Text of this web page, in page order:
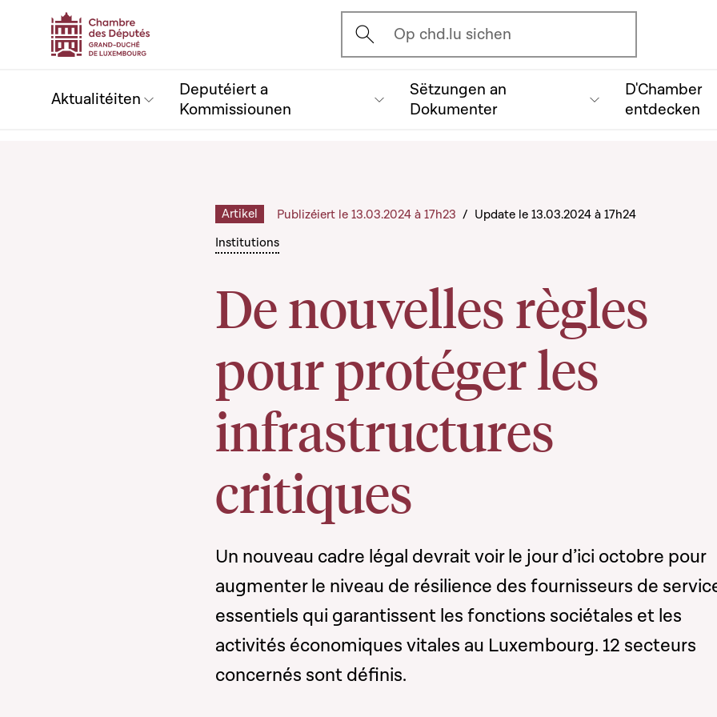
Ouvrir l'écran de recherche
Op chd.lu sichen
Aktualitéiten
Deputéiert a
Kommissiounen
Sëtzungen an
Dokumenter
D'Chamber
entdecken
Institutions
De nouvelles règles
pour protéger les
infrastructures
critiques
Artikel Publizéiert le 13.03.2024 à 17h23 / Update le 13.03.2024 à 17h24
Un nouveau cadre légal devrait voir le jour d’ici octobre pour
augmenter le niveau de résilience des fournisseurs de
essentiels qui garantissent les fonctions sociétales et les
activités économiques vitales au Luxembourg. 12 secteurs
concernés sont définis.